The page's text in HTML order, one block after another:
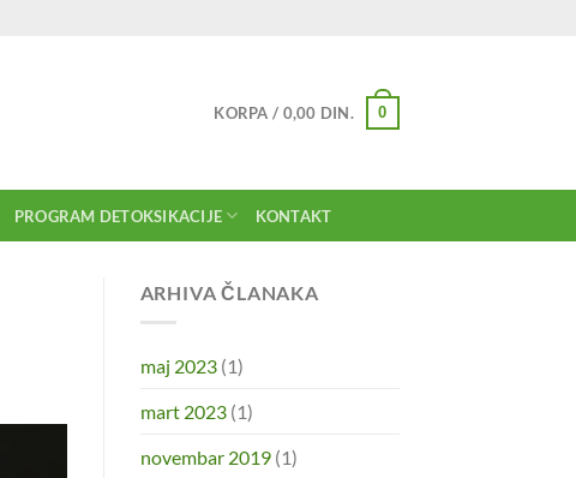
KORPA / 0,00 DIN. 0
PROGRAM DETOKSIKACIJE KONTAKT
ARHIVA ČLANAKA
maj 2023(1)
mart 2023(1)
novembar 2019(1)